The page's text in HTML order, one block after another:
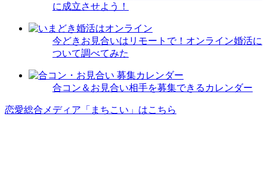
に成立させよう！
今どきお見合いはリモートで！オンライン婚活に
ついて調べてみた
合コン＆お見合い相手を募集できるカレンダー
恋愛総合メディア「まちこい」はこちら